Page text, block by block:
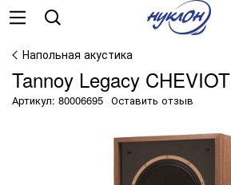
Напольная акустика
Tannoy Legacy CHEVIOT
Артикул: 80006695 Оставить отзыв